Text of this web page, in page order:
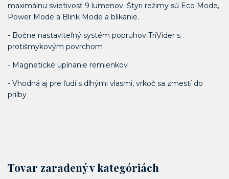
maximálnu svietivosť 9 lumenov. Štyri režimy sú Eco Mode,
Power Mode a Blink Mode a blikanie.
- Bočne nastaviteľný systém popruhov TriVider s
protišmykovým povrchom
- Magnetické upínanie remienkov
- Vhodná aj pre ľudí s dlhými vlasmi, vrkoč sa zmestí do
prilby
Tovar zaradený v kategóriách